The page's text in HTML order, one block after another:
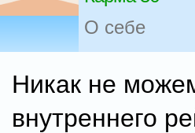
О себе
Никак не
внутреннего